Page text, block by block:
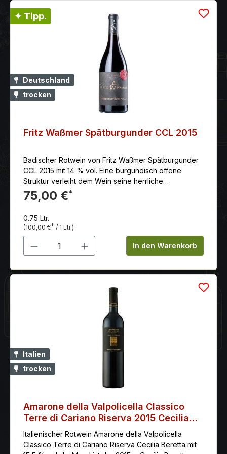
✦ Tipp.
Deutschland
trocken
Fritz Waßmer Spätburgunder CCL 2015
Badischer Rotwein von Fritz Waßmer Spätburgunder
CCL 2015 mit 14 % vol. Eine burgundisch offene
Struktur verleiht dem Wein seine herrliche
Trinkbarkeit.
75,00 €*
0.75 Ltr.
(100,00 €* / 1 Ltr.)
Produkt Anzahl: Gib denIn den Warenkorb
Italien
trocken
Amarone della Valpolicella Classico
Terre di Cariano Riserva 2015 Cecilia
Beretta
Italienischer Rotwein Amarone della Valpolicella
Classico Terre di Cariano Riserva Cecilia Beretta mit